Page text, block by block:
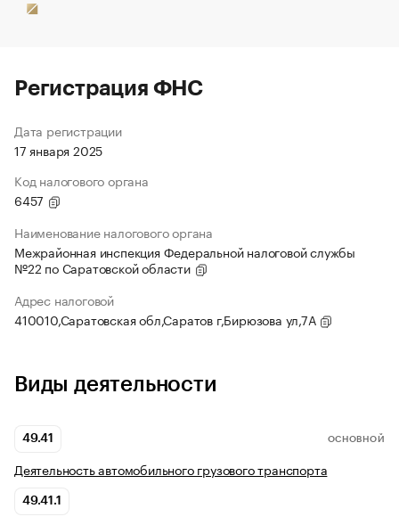
Регистрация ФНС
Дата регистрации
17 января 2025
Код налогового органа
6457
Наименование налогового органа
Межрайонная инспекция Федеральной налоговой службы
№22 по Саратовской области
Адрес налоговой
410010,Саратовская обл,Саратов г,Бирюзова ул,7А
Виды деятельности
49.41 ОСНОВНОЙ
Деятельность автомобильного грузового транспорта
49.41.1